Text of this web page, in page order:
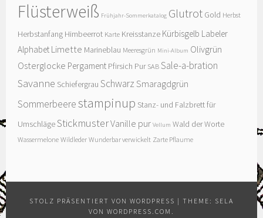
Flüsterweiß Frühjahr-Sommerkatalog Glutrot Gold Herbst
Herbstanfang Himbeerrot Karte Kreisstanze Kürbisgelb Labeler
Alphabet Limette Marineblau Meeresgrün Mini-Album Olivgrün
Osterglocke Pergament Pfirsich Pur SAB Sale-a-bration
Savanne Schiefergrau Schwarz Smaragdgrün
Sommerbeerestampinup Stanz- und Falzbrett für
UmschlägeStickmusterVanille pur Vellum Wald der Worte
Wassermelone Wildleder Wunderbar verwickelt Zarte Pflaume
STOLZ PRÄSENTIERT VON WORDPRESS | THEME: SELA
VON WORDPRESS.COM .